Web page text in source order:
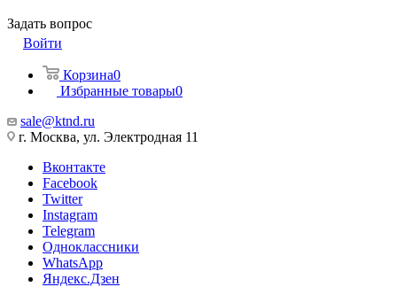
Задать вопрос
Войти
Корзина0
Избранные товары0
sale@ktnd.ru
г. Москва, ул. Электродная 11
Вконтакте
Facebook
Twitter
Instagram
Telegram
Одноклассники
WhatsApp
Яндекс.Дзен